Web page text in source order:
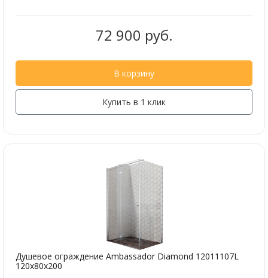
72 900 руб.
В корзину
Купить в 1 клик
Душевое ограждение Ambassador Diamond 12011107L
120x80x200